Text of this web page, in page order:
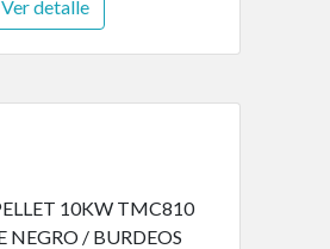
Ver detalle